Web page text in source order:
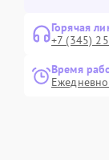
Горячая
+7 (345)
Время